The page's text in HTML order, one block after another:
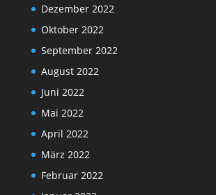
Dezember 2022
Oktober 2022
September 2022
August 2022
Juni 2022
Mai 2022
April 2022
März 2022
Februar 2022